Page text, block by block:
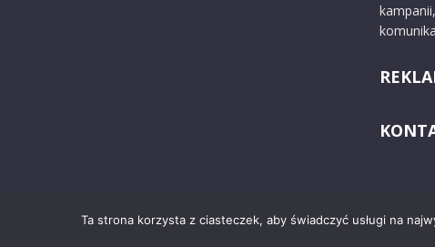
© 2024 PRoto.pl
Ta strona korzysta z ciasteczek, aby świadczyć usługi na